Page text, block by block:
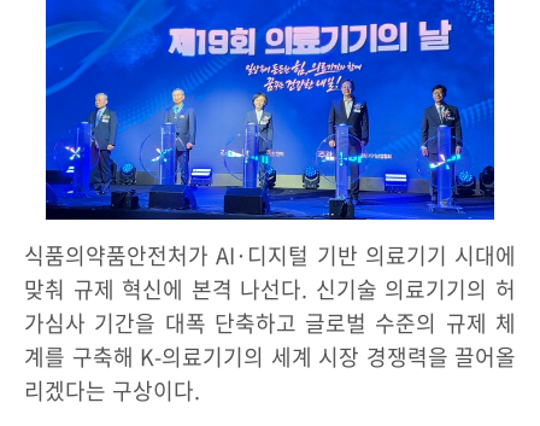
식품의약품안전처가 AI·디지털 기반 의료기기 시대에
맞춰 규제 혁신에 본격 나선다. 신기술 의료기기의 허
가심사 기간을 대폭 단축하고 글로벌 수준의 규제 체
계를 구축해 K-의료기기의 세계 시장 경쟁력을 끌어올
리겠다는 구상이다.